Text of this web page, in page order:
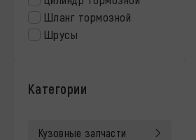
Шланг тормозной
Шрусы
Категории
Кузовные запчасти